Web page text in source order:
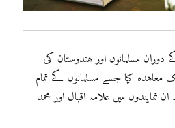
مسلمانوں اور ہندوستان کی
کیا جسے مسلمانوں کے تمام
نمایندوں میں علامہ اقبال اور محمد